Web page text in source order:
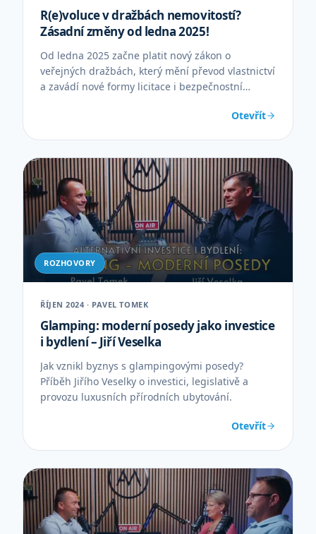
R(e)voluce v dražbách nemovitostí?
Zásadní změny od ledna 2025!
Od ledna 2025 začne platit nový zákon o
veřejných dražbách, který mění převod vlastnictví
a zavádí nové formy licitace i bezpečnostní
Otevřít
ROZHOVORY
ŘÍJEN 2024 · PAVEL TOMEK
Glamping: moderní posedy jako investice
i bydlení – Jiří Veselka
Jak vznikl byznys s glampingovými posedy?
Příběh Jiřího Veselky o investici, legislativě a
provozu luxusních přírodních ubytování.
Otevřít